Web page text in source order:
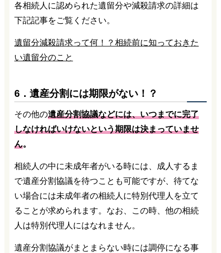
各相続人に認められた遺留分や減殺請求の詳細は
下記記事をご覧ください。
遺留分減殺請求って何！？相続前に知っておきた
い遺留分のこと
6．遺産分割には期限がない！？
その他の遺産分割協議などには、いつまでに完了
しなければいけないという期限は決まっていませ
ん。
相続人の中に未成年者がいる時には、成人するま
で遺産分割協議を待つことも可能ですが、待てな
い場合には未成年者の相続人に特別代理人を立て
ることが求められます。なお、この時、他の相続
人は特別代理人にはなれません。
遺産分割協議がまとまらない時には調停になる事